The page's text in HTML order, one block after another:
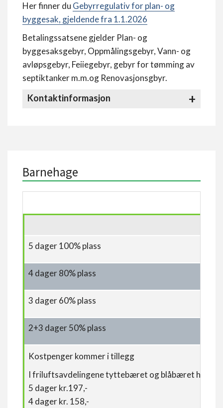
Her finner du Gebyrregulativ for plan- og
byggesak, gjeldende fra 1.1.2026
Betalingssatsene gjelder Plan- og
byggesaksgebyr, Oppmålingsgebyr, Vann- og
avløpsgebyr, Feiiegebyr, gebyr for tømming av
septiktanker m.m.og Renovasjonsgbyr.
Kontaktinformasjon
Barnehage
5 dager 100% plass
4 dager 80% plass
3 dager 60% plass
2+3 dager 50% plass
Kostpenger kommer i tillegg
I friluftsavdelingene tyttebæret og blåbæret har
5 dager kr.197,-
4 dager kr. 158,-